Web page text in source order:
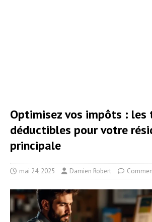
Optimisez vos impôts : les
déductibles pour votre
principale
mai 24, 2025 Damien Robert